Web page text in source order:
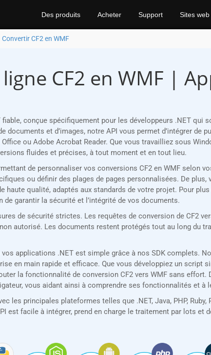
Des produits Acheter Support Sites web
Convertir CF2 en WMF
CF2 en WMF |
fiable, conçue spécifiquement pour les développeurs .NET
documents et d’images, notre API vous permet d’intégrer
ou Adobe Acrobat Reader. Que vous travailliez sous
fluides et précises, à tout moment et en tout lieu.
de personnaliser vos conversions CF2 en WMF selon
ou définir des plages de pages personnalisées. De
haute qualité, adaptés aux standards de votre projet. Pour
garantir la sécurité et l’intégrité de vos documents.
de sécurité strictes. Les requêtes de conversion de CF2
autorisé. Les documents restent protégés tout au long du
vos applications .NET est simple grâce à nos SDK complets.
en main rapide et efficace. Que vous développiez un
la fonctionnalité de conversion CF2 vers WMF sans
vous aidant ainsi à comprendre ses fonctionnalités et
les principales plateformes telles que .NET, Java, PHP,
est facile à intégrer, prend en charge le traitement par lots